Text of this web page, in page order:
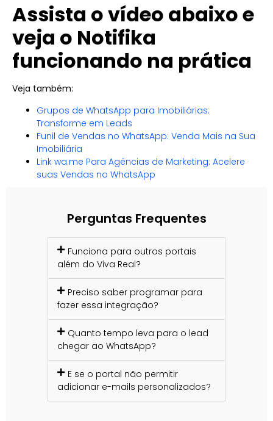
Assista o vídeo abaixo e
veja o Notifika
funcionando na prática
Veja também:
Grupos de WhatsApp para Imobiliárias:
Transforme em Leads
Funil de Vendas no WhatsApp: Venda Mais na Sua
Imobiliária
Link wa.me Para Agências de Marketing: Acelere
suas Vendas no WhatsApp
Perguntas Frequentes
Funciona para outros portais
além do Viva Real?
Preciso saber programar para
fazer essa integração?
Quanto tempo leva para o lead
chegar ao WhatsApp?
E se o portal não permitir
adicionar e-mails personalizados?